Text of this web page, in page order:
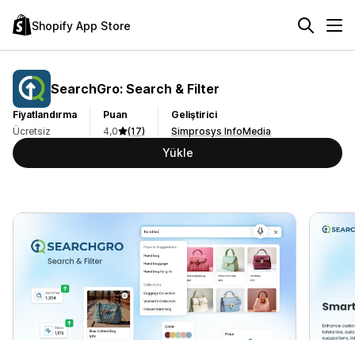
Shopify App Store
SearchGro: Search & Filter
Fiyatlandırma
Ücretsiz
Puan
4,0
(17)
Geliştirici
Simprosys InfoMedia
Yükle